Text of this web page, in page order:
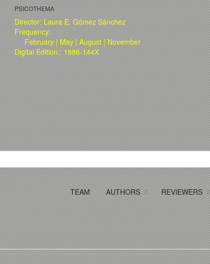
PSICOTHEMA
Director: Laura E. Gómez Sánchez
Frequency:
February | May | August | November
Digital Edition:: 1886-144X
TEAM AUTHORS REVIEWERS